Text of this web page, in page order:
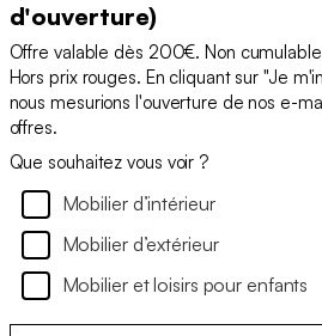
d'ouverture)
Offre valable dès 200€. Non
Hors prix rouges. En cliquant sur "Je
nous mesurions l'ouverture de nos e-
offres.
Que souhaitez vous voir ?
Mobilier d’intérieur
Mobilier d’extérieur
Mobilier et loisirs pour enfants